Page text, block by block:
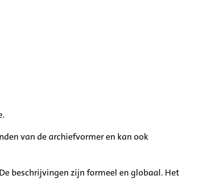
van de archiefvormer en kan ook
beschrijvingen zijn formeel en globaal. Het